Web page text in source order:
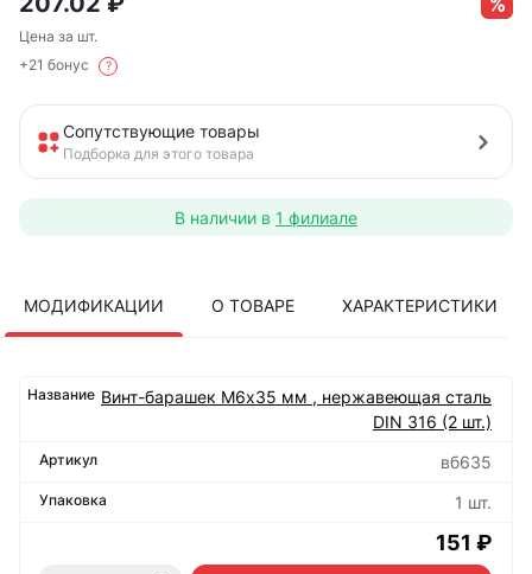
Цена за шт.
+21 бонус
?
Сопутствующие товары
Подборка для этого товара
В наличии в 1 филиале
МОДИФИКАЦИИ О ТОВАРЕ ХАРАКТЕРИСТИКИ
Винт-барашек М6х35 мм , нержавеющая сталь
DIN 316 (2 шт.)
вб635
1 шт.
151 ₽